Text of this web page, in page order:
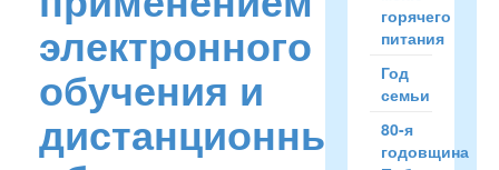
электронного
обучения и
дистанционных
горячего
питания
Год
семьи
80-я
годовщина